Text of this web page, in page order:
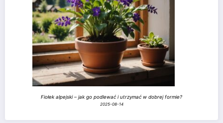
Fiołek alpejski – jak go podlewać i utrzymać w dobrej formie?
2025-08-14